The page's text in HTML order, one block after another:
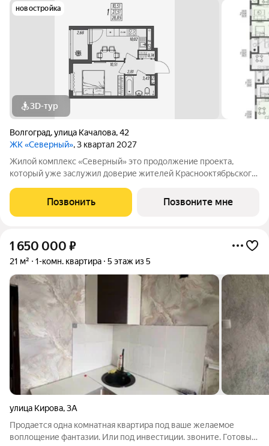
новостройка
3D-тур
Волгоград,улица Качалова,42
ЖК «Северный», 3 квартал 2027
Жилой комплекс «Северный» это продолжение проекта,
который уже заслужил доверие жителей Краснооктябрьского
благоустроенную территорию и комфортную среду для
жизни. Новый этап проекта создан с учетом
Позвонить Позвоните мне
1 650 000 ₽
21 м² 1-комн. квартира 5 этаж из 5
улица Кирова,3А
Продается одна комнатная квартира под ваше желаемое
воплощение фантазии. Или под инвестиции. звоните. Готовы